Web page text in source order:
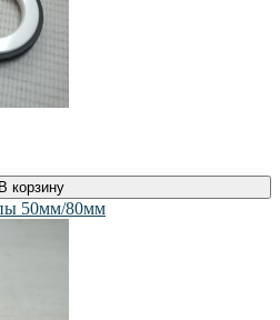
В корзину
50мм/80мм